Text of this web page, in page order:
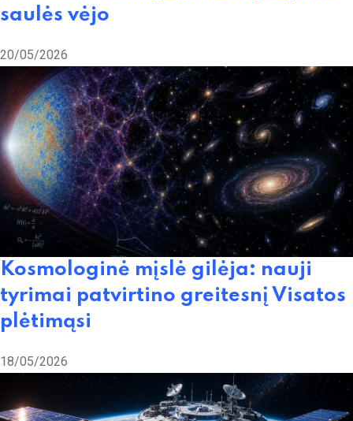
saulės vėjo
20/05/2026
Kosmologinė mįslė gilėja: nauji
tyrimai patvirtino greitesnį Visatos
plėtimąsi
18/05/2026